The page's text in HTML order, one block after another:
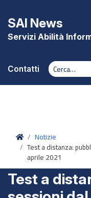
SAI News
Servizi Abilità
Contatti Cerca
HomeNotizie
Test a distanza:
aprile 2021
Test a